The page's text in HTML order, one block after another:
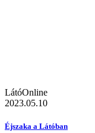
LátóOnline
2023.05.10
Éjszaka a Látóban